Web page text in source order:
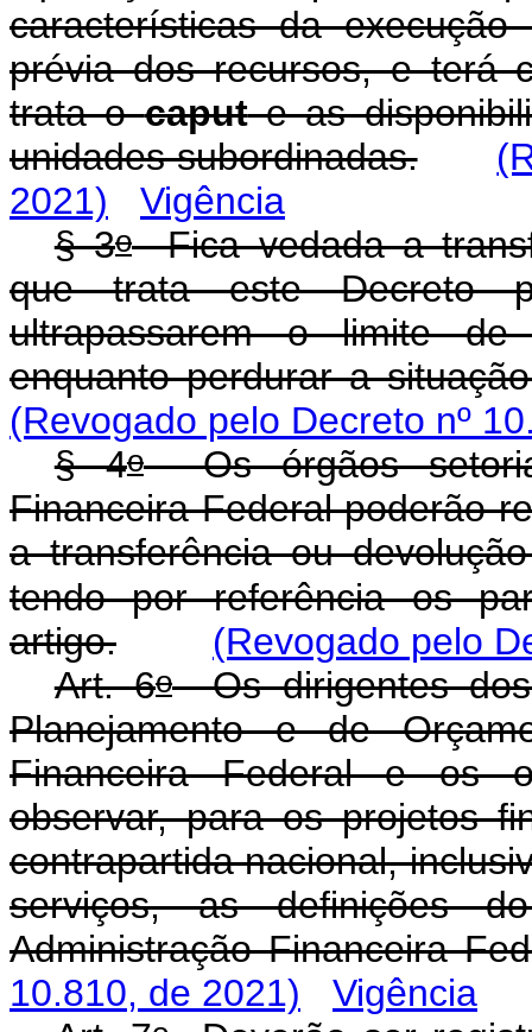
características da
prévia dos recursos, e terá
trata ocapute as
unidades subordinadas.
2021)
Vigência
§ 3oFica vedada a
que trata este Decreto
ultrapassarem o limite de
enquanto perdurar a
(Revogado pelo Decreto nº
§ 4oOs órgãos
Financeira Federal poderão
a transferência ou
tendo por referência os
artigo.
(Revogado pelo
Art. 6oOs dirigentes dos
Planejamento e de
Financeira Federal e os
observar, para os projetos
contrapartida nacional,
serviços, as definições
Administração Financeira
10.810, de 2021)
Vigência